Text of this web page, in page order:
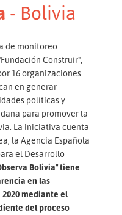
- Bolivia
de monitoreo
Construir",
16 organizaciones
en generar
políticas y
para promover la
La iniciativa cuenta
la Agencia Española
el Desarrollo
Bolivia" tiene
en las
mediante el
del proceso